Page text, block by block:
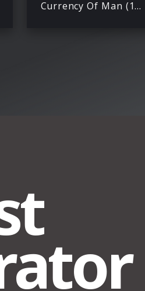
Currency Of Man (10 Year Anniversary Zoetrope Picture Vinyl)